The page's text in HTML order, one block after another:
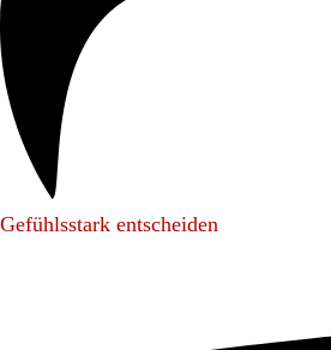
Gefühlsstark entscheiden